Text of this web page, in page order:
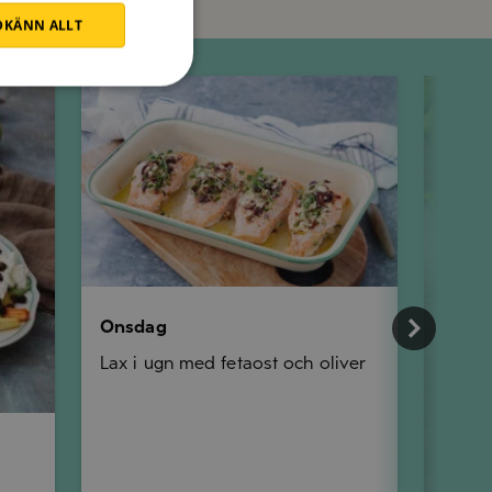
Onsdag
Onsdag
Lax i ugn med fetaost och oliver
ALLT